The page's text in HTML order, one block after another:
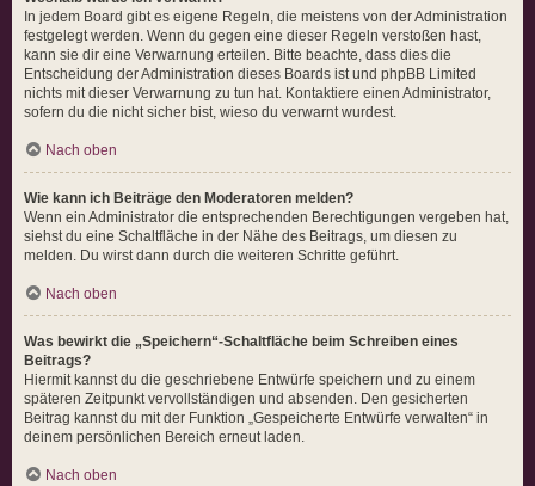
In jedem Board gibt es eigene Regeln, die meistens von der Administration
festgelegt werden. Wenn du gegen eine dieser Regeln verstoßen hast,
kann sie dir eine Verwarnung erteilen. Bitte beachte, dass dies die
Entscheidung der Administration dieses Boards ist und phpBB Limited
nichts mit dieser Verwarnung zu tun hat. Kontaktiere einen Administrator,
sofern du die nicht sicher bist, wieso du verwarnt wurdest.
Nach oben
Wie kann ich Beiträge den Moderatoren melden?
Wenn ein Administrator die entsprechenden Berechtigungen vergeben hat,
siehst du eine Schaltfläche in der Nähe des Beitrags, um diesen zu
melden. Du wirst dann durch die weiteren Schritte geführt.
Nach oben
Was bewirkt die „Speichern“-Schaltfläche beim Schreiben eines
Beitrags?
Hiermit kannst du die geschriebene Entwürfe speichern und zu einem
späteren Zeitpunkt vervollständigen und absenden. Den gesicherten
Beitrag kannst du mit der Funktion „Gespeicherte Entwürfe verwalten“ in
deinem persönlichen Bereich erneut laden.
Nach oben